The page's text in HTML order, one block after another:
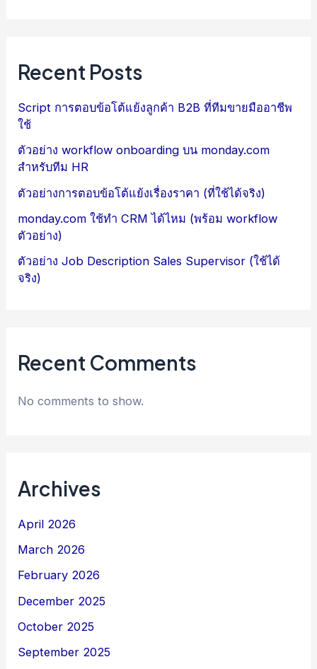
Recent Posts
Script การตอบข้อโต้แย้งลูกค้า B2B ที่ทีมขายมืออาชีพ
ใช้
ตัวอย่าง workflow onboarding บน monday.com
สำหรับทีม HR
ตัวอย่างการตอบข้อโต้แย้งเรื่องราคา (ที่ใช้ได้จริง)
monday.com ใช้ทำ CRM ได้ไหม (พร้อม workflow
ตัวอย่าง)
ตัวอย่าง Job Description Sales Supervisor (ใช้ได้
จริง)
Recent Comments
No comments to show.
Archives
April 2026
March 2026
February 2026
December 2025
October 2025
September 2025